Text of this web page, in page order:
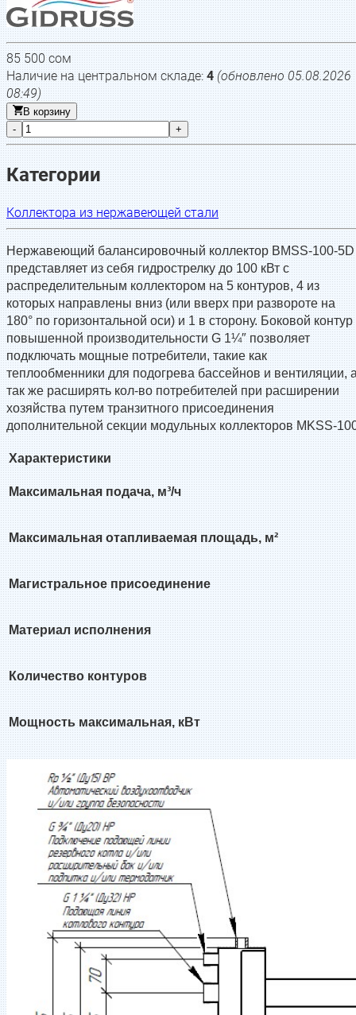
85 500сом
Наличие на центральном складе: 4 (обновлено05.08.2026
08:49)
В корзину
-
+
Категории
Коллектора из нержавеющей стали
Нержавеющий балансировочный коллектор BMSS-100-5D
представляет из себя гидрострелку до 100 кВт с
распределительным коллектором на 5 контуров, 4 из
которых направлены вниз (или вверх при развороте на
180° по горизонтальной оси) и 1 в сторону. Боковой контур
повышенной производительности G 1¼″ позволяет
подключать мощные потребители, такие как
теплообменники для подогрева бассейнов и вентиляции,
так же расширять кол-во потребителей при расширении
хозяйства путем транзитного присоединения
дополнительной секции модульных коллекторов MKSS-
Характеристики
Максимальная подача, м³/ч
Максимальная отапливаемая площадь, м²
Магистральное присоединение
Материал исполнения
Количество контуров
Мощность максимальная, кВт